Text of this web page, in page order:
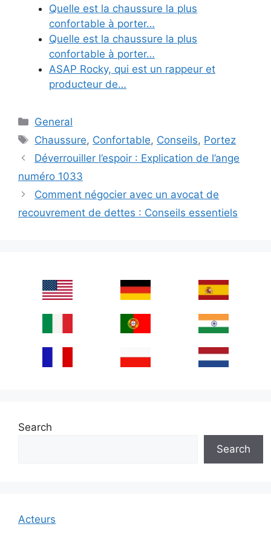
Quelle est la chaussure la plus
confortable à porter…
Quelle est la chaussure la plus
confortable à porter…
ASAP Rocky, qui est un rappeur et
producteur de…
Categories
General
Tags
Chaussure, Confortable, Conseils, Portez
Déverrouiller l’espoir : Explication de l’ange
numéro 1033
Comment négocier avec un avocat de
recouvrement de dettes : Conseils essentiels
Search
Search
Acteurs